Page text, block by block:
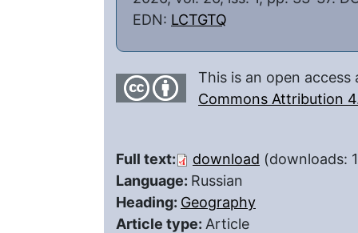
EDN: LCTGTQ
This is an open
Commons Attribution
Full text: download (downloads:
Language: Russian
Heading: Geography
Article type: Article